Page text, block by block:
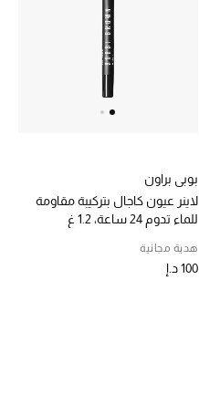
بوبي براون
لاينر عيون كاجال بتركيبة مقاومة
للماء تدوم 24 ساعة، 1.2 غ
هدية مجانية
100 د.إ